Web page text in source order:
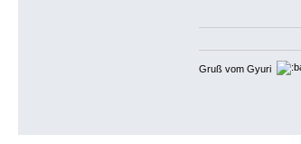
Gruß vom Gyuri